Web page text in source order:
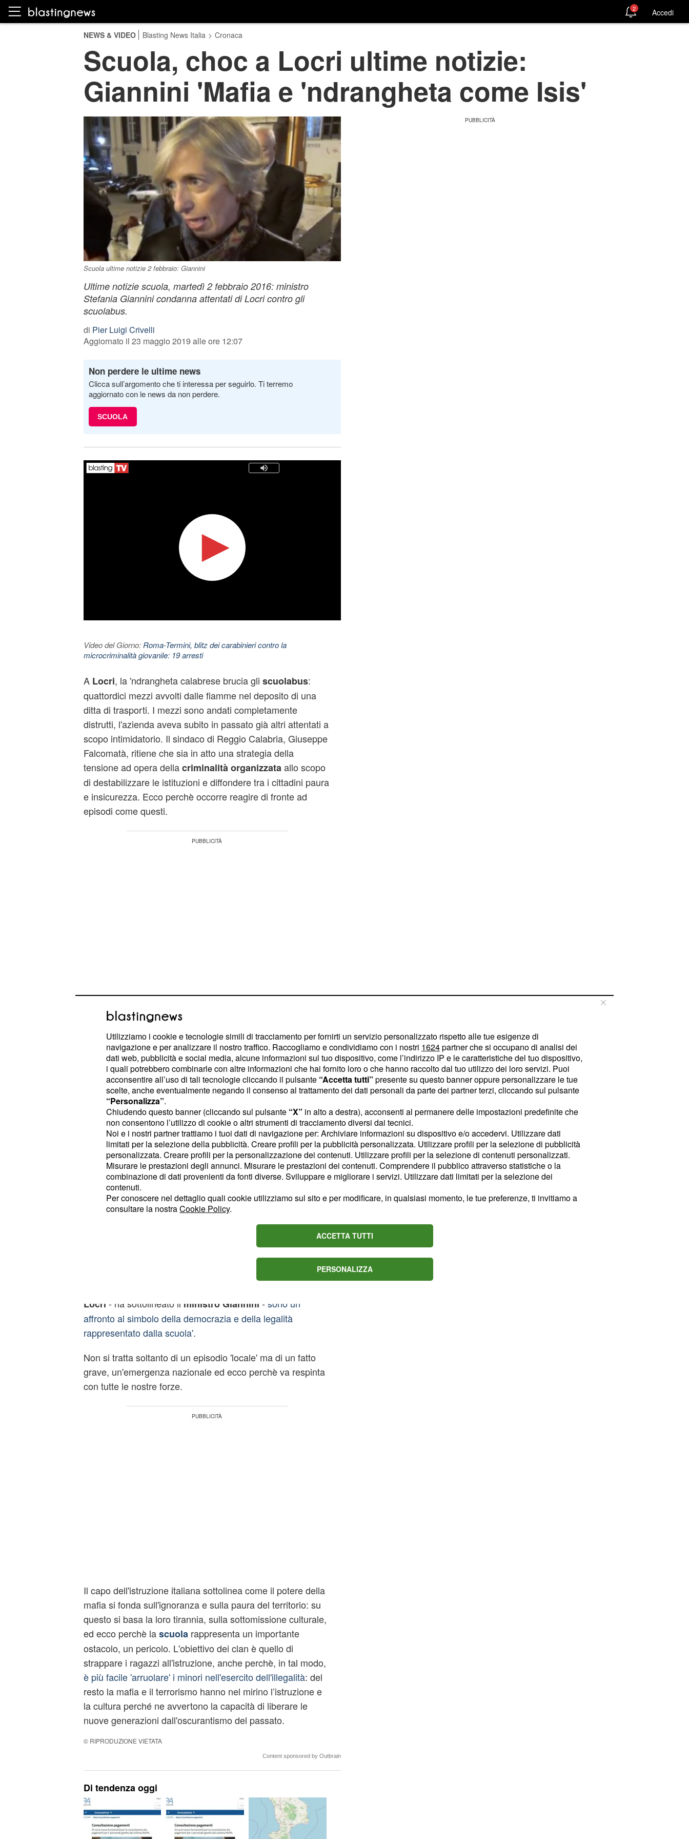
2 Accedi
NEWS & VIDEO Blasting News Italia > Cronaca
Scuola, choc a Locri ultime notizie:
Giannini 'Mafia e 'ndrangheta come Isis'
Scuola ultime notizie 2 febbraio: Giannini
Ultime notizie scuola, martedì 2 febbraio 2016: ministro
Stefania Giannini condanna attentati di Locri contro gli
scuolabus.
di Pier Luigi Crivelli
Aggiornato il 23 maggio 2019 alle ore 12:07
Non perdere le ultime news
Clicca sull’argomento che ti interessa per seguirlo. Ti terremo
aggiornato con le news da non perdere.
SCUOLA
Video del Giorno: Roma-Termini, blitz dei carabinieri contro la
microcriminalità giovanile: 19 arresti
A Locri, la 'ndrangheta calabrese brucia gli scuolabus:
quattordici mezzi avvolti dalle fiamme nel deposito di una
ditta di trasporti. I mezzi sono andati completamente
distrutti, l'azienda aveva subito in passato già altri attentati a
scopo intimidatorio. Il sindaco di Reggio Calabria, Giuseppe
Falcomatà, ritiene che sia in atto una strategia della
tensione ad opera dellacriminalità organizzata allo scopo
di destabilizzare le istituzioni e diffondere tra i cittadini paura
e insicurezza. Ecco perchè occorre reagire di fronte ad
episodi come questi.
Scuola ultime notizie 2 febbraio,
bruciati 14 scuolabus a Locri:
Giannini 'Mafia e 'ndrangheta come
l'Isis'
Lapidario il giudizio del Ministro dell'Istruzione,Stefania
Gianniniche, in un'intervista pubblicata sul numero odierno
del quotidiano 'La Stampa', paragona la criminalità
organizzata all'Isis: 'Sono la stessa cosa' afferma il
responsabile del Miur scuotendo la testa all'uscita dalla
Camera dei Deputati. Chi ha compiuto questo gesto ignobile
di bruciare gli scuolabus agisce come i terroristi islamici che
stanno distruggendo le scuole e le biblioteche in Siria e in
pericoloso ostacolo alla tirannia
Locri - ha sottolineato il ministro Giannini - sono un
affronto al simbolo della democrazia e della legalità
rappresentato dalla scuola'.
Non si tratta soltanto di un episodio 'locale' ma di un fatto
grave, un'emergenza nazionale ed ecco perchè va respinta
con tutte le nostre forze.
Il capo dell'istruzione italiana sottolinea come il potere della
mafia si fonda sull'ignoranza e sulla paura del territorio: su
questo si basa la loro tirannia, sulla sottomissione culturale,
ed ecco perchè lascuola rappresenta un importante
ostacolo, un pericolo. L'obiettivo dei clan è quello di
strappare i ragazzi all'istruzione, anche perchè, in tal modo,
è più facile 'arruolare' i minori nell'esercito dell'illegalità: del
resto la mafia e il terrorismo hanno nel mirino l’istruzione e
la cultura perché ne avvertono la capacità di liberare le
nuove generazioni dall'oscurantismo del passato.
© RIPRODUZIONE VIETATA
Content sponsored by Outbrain
Di tendenza oggi
Utilizziamo i cookie e tecnologie simili di tracciamento per fornirti un servizio personalizzato rispetto alle tue esigenze di
navigazione e per analizzare il nostro traffico. Raccogliamo e condividiamo con i nostri 1624partner che si occupano di analisi dei
dati web, pubblicità e social media, alcune informazioni sul tuo dispositivo, come l’indirizzo IP e le caratteristiche del tuo dispositivo,
i quali potrebbero combinarle con altre informazioni che hai fornito loro o che hanno raccolto dal tuo utilizzo dei loro servizi. Puoi
acconsentire all’uso di tali tecnologie cliccando il pulsante “Accetta tutti” presente su questo banner oppure personalizzare le tue
scelte, anche eventualmente negando il consenso al trattamento dei dati personali da parte dei partner terzi, cliccando sul pulsante
“Personalizza”.
Chiudendo questo banner (cliccando sul pulsante “X” in alto a destra), acconsenti al permanere delle impostazioni predefinite che
non consentono l’utilizzo di cookie o altri strumenti di tracciamento diversi dai tecnici.
Noi e i nostri partner trattiamo i tuoi dati di navigazione per: Archiviare informazioni su dispositivo e/o accedervi. Utilizzare dati
limitati per la selezione della pubblicità. Creare profili per la pubblicità personalizzata. Utilizzare profili per la selezione di pubblicità
personalizzata. Creare profili per la personalizzazione dei contenuti. Utilizzare profili per la selezione di contenuti personalizzati.
Misurare le prestazioni degli annunci. Misurare le prestazioni dei contenuti. Comprendere il pubblico attraverso statistiche o la
combinazione di dati provenienti da fonti diverse. Sviluppare e migliorare i servizi. Utilizzare dati limitati per la selezione dei
contenuti.
Per conoscere nel dettaglio quali cookie utilizziamo sul sito e per modificare, in qualsiasi momento, le tue preferenze, ti invitiamo a
consultare la nostraCookie Policy.
ACCETTA TUTTI
PERSONALIZZA